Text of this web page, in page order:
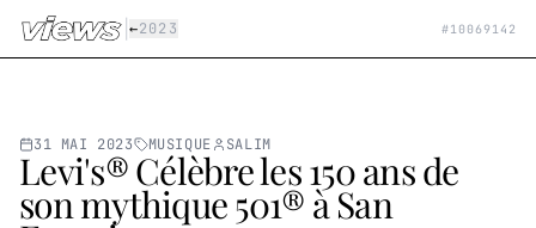
Aller au contenu principal
←2023 # 10069142
31 MAI 2023 MUSIQUE SALIM
Levi's® Célèbre les 150 ans de
son mythique 501® à San